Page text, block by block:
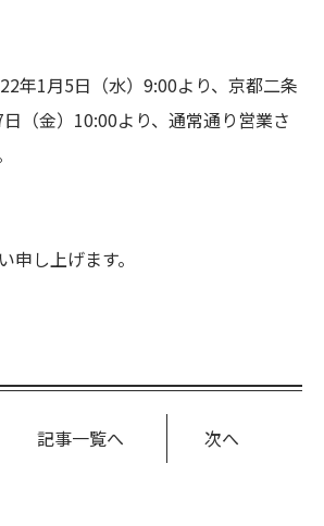
年1月5日（水）9:00より、京都二条
（金）10:00より、通常通り営業さ
申し上げます。
次へ
記事一覧へ